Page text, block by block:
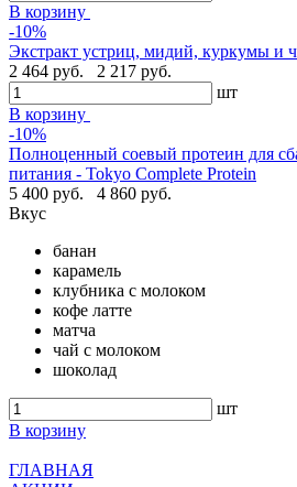
В корзину
-10%
Экстракт устриц, мидий, куркумы и
2 464 руб.
2 217 руб.
шт
В корзину
-10%
Полноценный соевый протеин для
питания - Tokyo Complete Protein
5 400 руб.
4 860 руб.
Вкус
банан
карамель
клубника с молоком
кофе латте
матча
чай с молоком
шоколад
шт
В корзину
ГЛАВНАЯ